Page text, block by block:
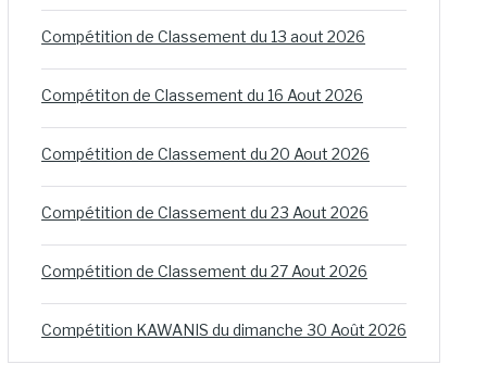
Compétition de Classement du 13 aout 2026
Compétiton de Classement du 16 Aout 2026
Compétition de Classement du 20 Aout 2026
Compétition de Classement du 23 Aout 2026
Compétition de Classement du 27 Aout 2026
Compétition KAWANIS du dimanche 30 Août 2026